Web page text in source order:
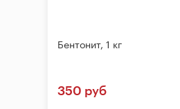
Бентонит, 1 кг
350 руб